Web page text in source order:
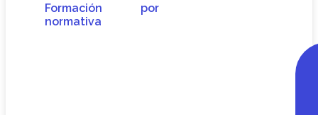
Formación por
normativa